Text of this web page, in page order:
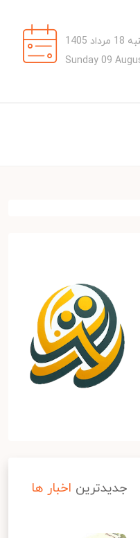
Sunday 09
جدیدترین اخبار ها